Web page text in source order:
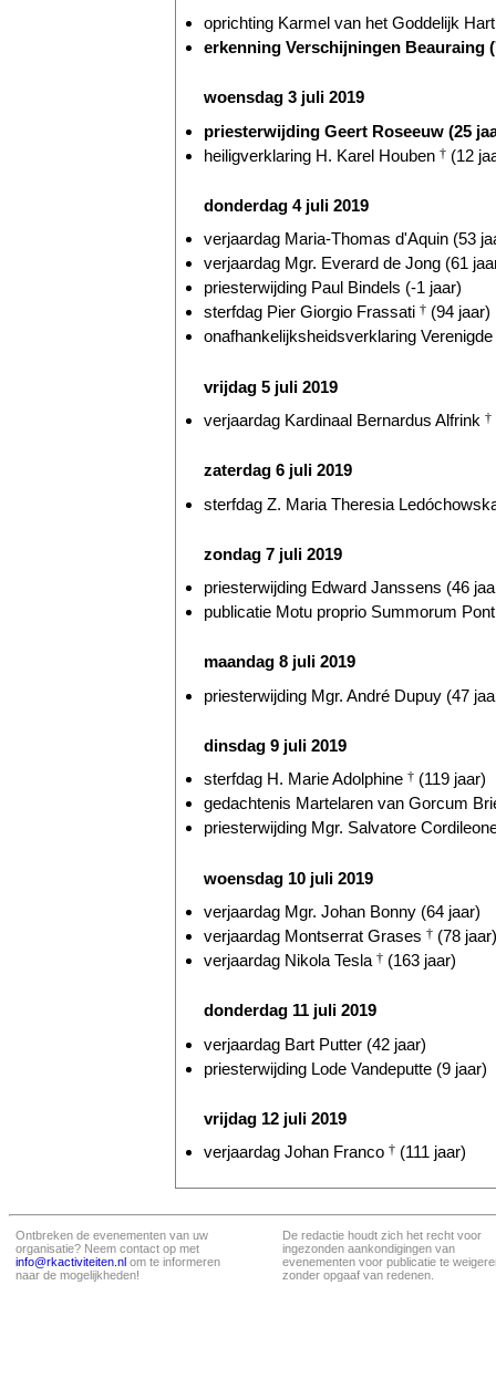
oprichting Karmel van het Goddelijk
erkenning Verschijningen Beauraing
woensdag 3 juli 2019
priesterwijding Geert Roseeuw (25
heiligverklaring H. Karel Houben † (12
donderdag 4 juli 2019
verjaardag Maria-Thomas d'Aquin (53
verjaardag Mgr. Everard de Jong (61
priesterwijding Paul Bindels (-1 jaar)
sterfdag Pier Giorgio Frassati † (94 jaar)
onafhankelijksheidsverklaring
vrijdag 5 juli 2019
verjaardag Kardinaal Bernardus Alfrink †
zaterdag 6 juli 2019
sterfdag Z. Maria Theresia
zondag 7 juli 2019
priesterwijding Edward Janssens (46
publicatie Motu proprio Summorum
maandag 8 juli 2019
priesterwijding Mgr. André Dupuy (47
dinsdag 9 juli 2019
sterfdag H. Marie Adolphine † (119 jaar)
gedachtenis Martelaren van Gorcum
priesterwijding Mgr. Salvatore
woensdag 10 juli 2019
verjaardag Mgr. Johan Bonny (64 jaar)
verjaardag Montserrat Grases † (78 jaar)
verjaardag Nikola Tesla † (163 jaar)
donderdag 11 juli 2019
verjaardag Bart Putter (42 jaar)
priesterwijding Lode Vandeputte (9 jaar)
vrijdag 12 juli 2019
verjaardag Johan Franco † (111 jaar)
Ontbreken de evenementen van uw
organisatie? Neem contact op met
info@rkactiviteiten.nl om te informeren
naar de mogelijkheden!
De redactie houdt zich het recht voor
ingezonden aankondigingen van
evenementen voor publicatie te
zonder opgaaf van redenen.